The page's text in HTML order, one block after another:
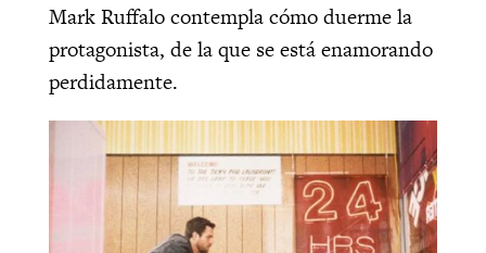
Mark Ruffalo contempla cómo duerme la
protagonista, de la que se está enamorando
perdidamente.